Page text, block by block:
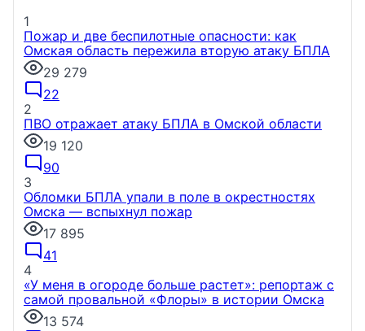
1
Пожар и две беспилотные опасности: как
Омская область пережила вторую атаку БПЛА
29 279
22
2
ПВО отражает атаку БПЛА в Омской области
19 120
90
3
Обломки БПЛА упали в поле в окрестностях
Омска — вспыхнул пожар
17 895
41
4
«У меня в огороде больше растет»: репортаж с
самой провальной «Флоры» в истории Омска
13 574